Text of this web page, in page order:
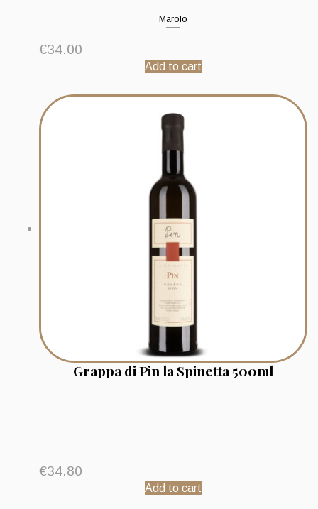
Marolo
€34.00
Add to cart
Grappa di Pin la Spinetta 500ml
€34.80
Add to cart